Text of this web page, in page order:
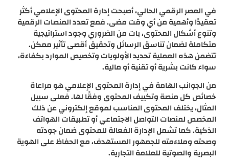
في العصر الرقمي الحالي، أصبحت إدارة المحتوى الإعلامي أكثر
تعقيدًا وأهمية من أي وقت مضى. فمع تعدد المنصات الرقمية
وتنوع أشكال المحتوى، بات من الضروري وجود استراتيجية
متكاملة لضمان تناسق الرسائل وتحقيق أقصى تأثير ممكن.
تتضمن هذه العملية تحديد الأولويات وتخصيص الموارد بكفاءة،
سواء كانت بشرية أو تقنية أو مالية.
من الجوانب الهامة في إدارة المحتوى الإعلامي هو مراعاة
خصائص كل منصة وتكييف المحتوى وفقًا لها. فعلى سبيل
المثال، يختلف المحتوى المناسب لموقع إلكتروني عن ذلك
المخصص لمنصات التواصل الاجتماعي أو تطبيقات الهواتف
الذكية. كما تشمل الإدارة الفعالة للمحتوى ضمان جودته
وصحته وملاءمته للجمهور المستهدف، مع الحفاظ على الهوية
البصرية والصوتية للعلامة التجارية.